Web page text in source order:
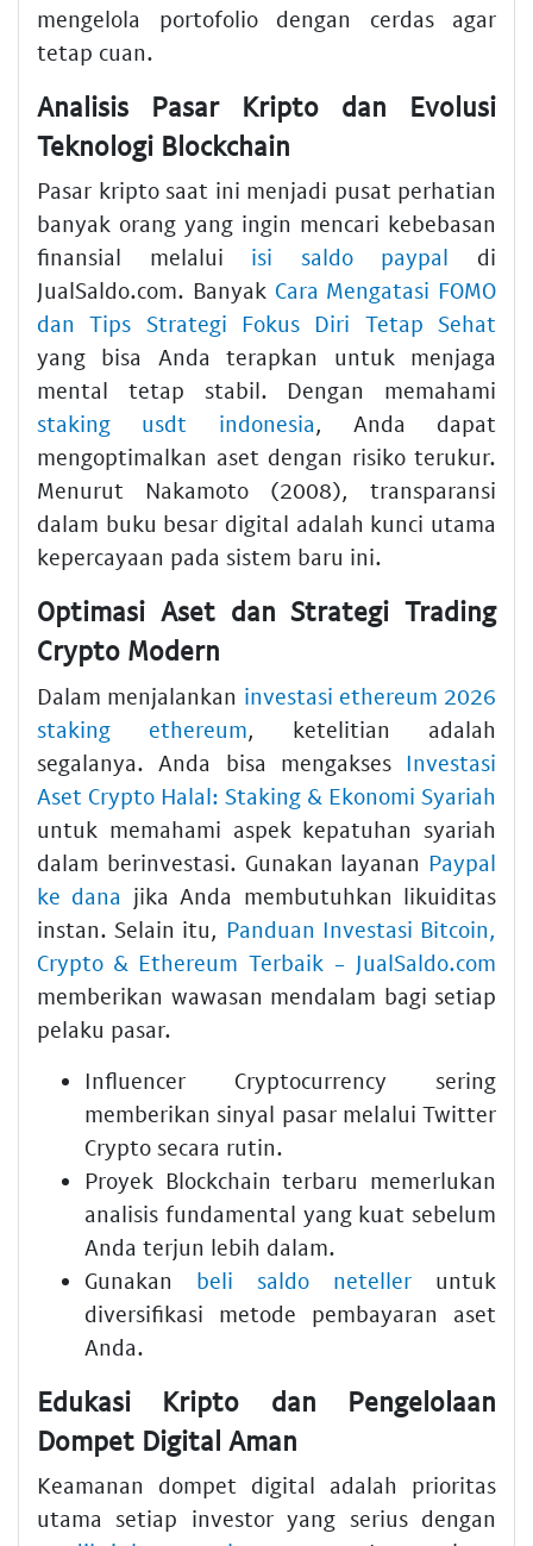
mengelola portofolio dengan cerdas agar
tetap cuan.
Analisis Pasar Kripto dan Evolusi
Teknologi Blockchain
Pasar kripto saat ini menjadi pusat perhatian
banyak orang yang ingin mencari kebebasan
finansial melalui isi saldo paypal di
JualSaldo.com. Banyak Cara Mengatasi FOMO
dan Tips Strategi Fokus Diri Tetap Sehat
yang bisa Anda terapkan untuk menjaga
mental tetap stabil. Dengan memahami
staking usdt indonesia, Anda dapat
mengoptimalkan aset dengan risiko terukur.
Menurut Nakamoto (2008), transparansi
dalam buku besar digital adalah kunci utama
kepercayaan pada sistem baru ini.
Optimasi Aset dan Strategi Trading
Crypto Modern
Dalam menjalankan investasi ethereum 2026
staking ethereum, ketelitian adalah
segalanya. Anda bisa mengakses Investasi
Aset Crypto Halal: Staking & Ekonomi Syariah
untuk memahami aspek kepatuhan syariah
dalam berinvestasi. Gunakan layanan Paypal
ke dana jika Anda membutuhkan likuiditas
instan. Selain itu, Panduan Investasi Bitcoin,
Crypto & Ethereum Terbaik - JualSaldo.com
memberikan wawasan mendalam bagi setiap
pelaku pasar.
Influencer Cryptocurrency sering
memberikan sinyal pasar melalui Twitter
Crypto secara rutin.
Proyek Blockchain terbaru memerlukan
analisis fundamental yang kuat sebelum
Anda terjun lebih dalam.
Gunakan beli saldo neteller untuk
diversifikasi metode pembayaran aset
Anda.
Edukasi Kripto dan Pengelolaan
Dompet Digital Aman
Keamanan dompet digital adalah prioritas
utama setiap investor yang serius dengan